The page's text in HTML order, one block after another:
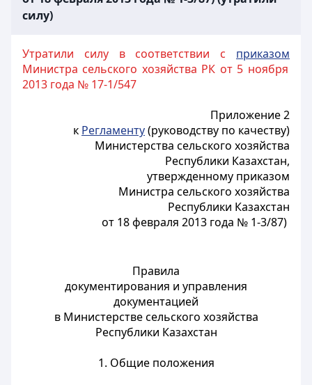
силу)
Утратили силу в соответствии с приказом
Министра сельского хозяйства РК от 5 ноября
2013 года № 17-1/547
Приложение 2
к Регламенту(руководству по качеству)
Министерства сельского хозяйства
Республики Казахстан,
утвержденному приказом
Министра сельского хозяйства
Республики Казахстан
от 18 февраля 2013 года № 1-3/87)
Правила
документирования и управления
документацией
в Министерстве сельского хозяйства
Республики Казахстан
1. Общие положения